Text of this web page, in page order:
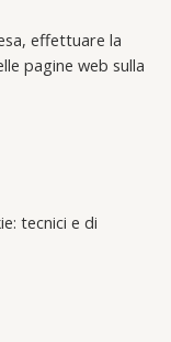
effettuare la
pagine web sulla
tecnici e di